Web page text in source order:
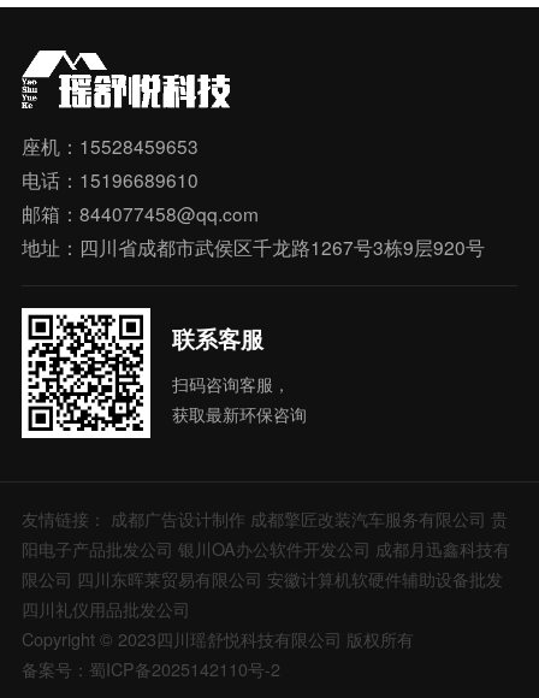
座机：15528459653
电话：15196689610
邮箱：844077458@qq.com
地址：四川省成都市武侯区千龙路1267号3栋9层920号
联系客服
扫码咨询客服，
获取最新环保咨询
友情链接： 成都广告设计制作 成都擎匠改装汽车服务有限公司 贵
阳电子产品批发公司 银川OA办公软件开发公司 成都月迅鑫科技有
限公司 四川东晖莱贸易有限公司 安徽计算机软硬件辅助设备批发
四川礼仪用品批发公司
Copyright © 2023四川瑶舒悦科技有限公司 版权所有
备案号：蜀ICP备2025142110号-2